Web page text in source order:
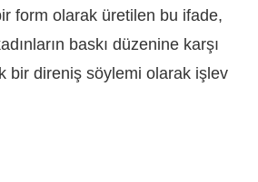
form olarak üretilen bu ifade,
baskı düzenine karşı
bir direniş söylemi olarak işlev